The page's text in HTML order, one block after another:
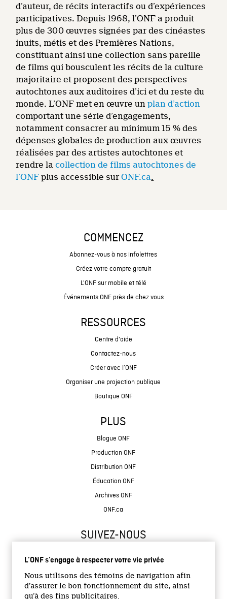
L’ONF s’engage à respecter votre vie privée
Nous utilisons des témoins de navigation afin
d’assurer le bon fonctionnement du site, ainsi
qu’à des fins publicitaires.
d’auteur, de récits interactifs ou d’expériences
participatives. Depuis 1968, l’ONF a produit
plus de 300 œuvres signées par des cinéastes
inuits, métis et des Premières Nations,
constituant ainsi une collection sans pareille
de films qui bousculent les récits de la culture
majoritaire et proposent des perspectives
autochtones aux auditoires d’ici et du reste du
monde. L’ONF met en œuvre unplan d’action
comportant une série d’engagements,
notamment consacrer au minimum 15 % des
dépenses globales de production aux œuvres
réalisées par des artistes autochtones et
rendre lacollection de films autochtones de
l’ONF plus accessible surONF.ca.
COMMENCEZ
Abonnez-vous à nos infolettres
Créez votre compte gratuit
L'ONF sur mobile et télé
Événements ONF près de chez vous
RESSOURCES
Centre d'aide
Contactez-nous
Créer avec l’ONF
Organiser une projection publique
Boutique ONF
PLUS
Blogue ONF
Production ONF
Distribution ONF
Éducation ONF
Archives ONF
ONF.ca
SUIVEZ-NOUS